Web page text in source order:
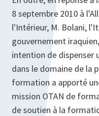
8 septembre 2010 à
l'Intérieur, M. Bolani,
gouvernement
intention de dispenser
dans le domaine de la
formation a apporté
mission OTAN de
de soutien à la